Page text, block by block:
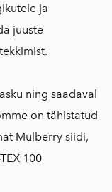
ja
juuste
ning saadaval
on tähistatud
Mulberry siidi,
100